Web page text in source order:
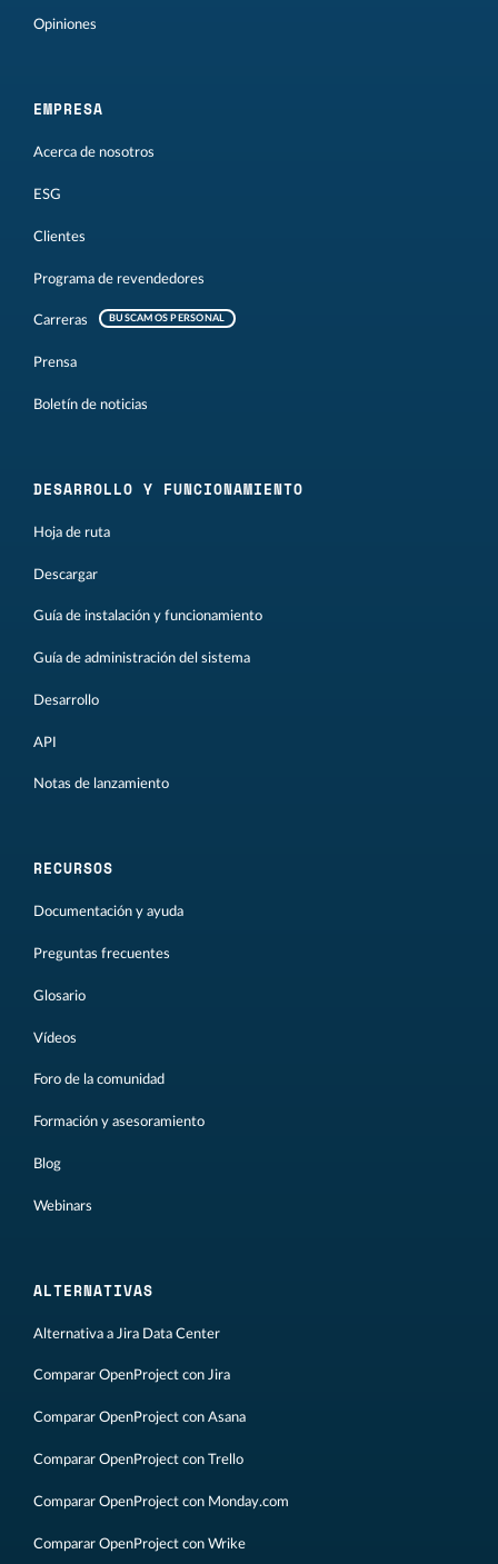
Opiniones
EMPRESA
Acerca de nosotros
ESG
Clientes
Programa de revendedores
Carreras BUSCAMOS PERSONAL
Prensa
Boletín de noticias
DESARROLLO Y FUNCIONAMIENTO
Hoja de ruta
Descargar
Guía de instalación y funcionamiento
Guía de administración del sistema
Desarrollo
API
Notas de lanzamiento
RECURSOS
Documentación y ayuda
Preguntas frecuentes
Glosario
Vídeos
Foro de la comunidad
Formación y asesoramiento
Blog
Webinars
ALTERNATIVAS
Alternativa a Jira Data Center
Comparar OpenProject con Jira
Comparar OpenProject con Asana
Comparar OpenProject con Trello
Comparar OpenProject con Monday.com
Comparar OpenProject con Wrike